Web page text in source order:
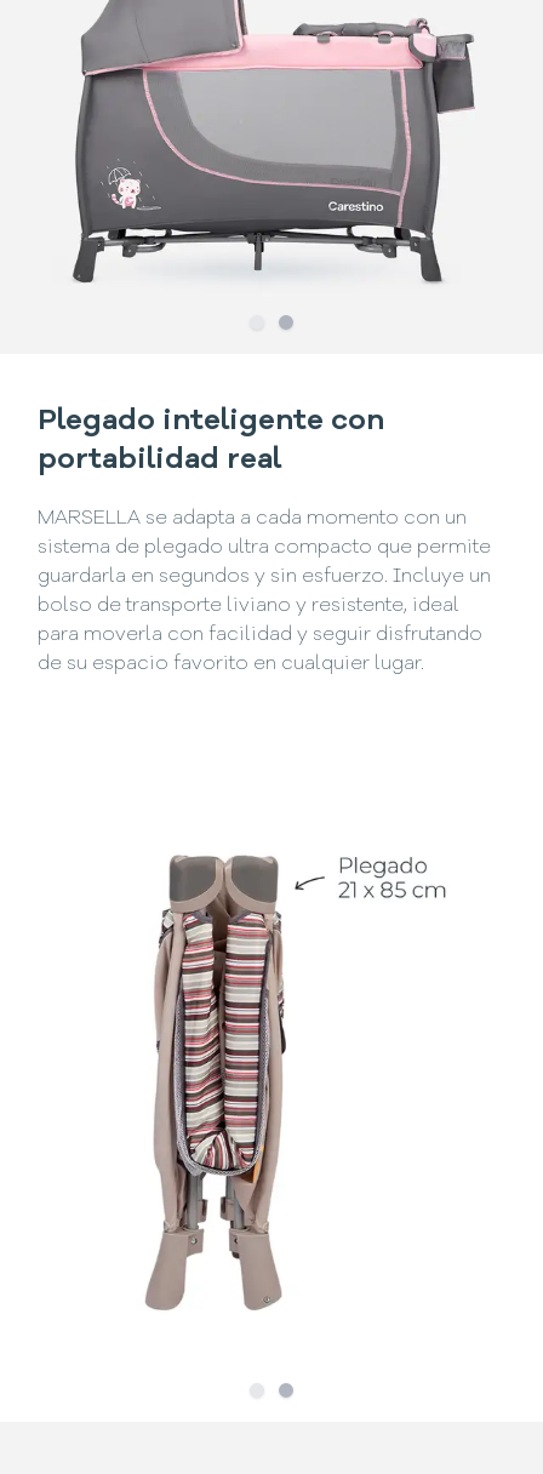
SlideSlide
Plegado inteligente con
portabilidad real
MARSELLA se adapta a cada momento con un
sistema de plegado ultra compacto que permite
guardarla en segundos y sin esfuerzo. Incluye un
bolso de transporte liviano y resistente, ideal
para moverla con facilidad y seguir disfrutando
de su espacio favorito en cualquier lugar.
SlideSlide